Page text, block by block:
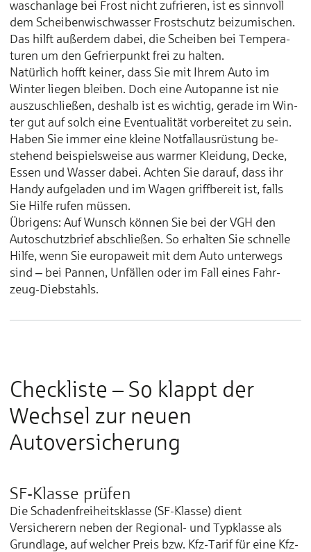
wasch­anlage bei Frost nicht zu­frieren, ist es sinn­voll
dem Scheiben­wisch­wasser Frost­schutz bei­zu­mischen.
Das hilft außer­dem dabei, die Schei­ben bei Tempera­
turen um den Ge­frier­punkt frei zu hal­ten.
Natür­lich hofft keiner, dass Sie mit Ihrem Auto im
Winter liegen bleiben. Doch eine Auto­panne ist nie
aus­zu­schließen, des­halb ist es wichtig, gerade im Win­
ter gut auf solch eine Eventu­alität vor­be­reitet zu sein.
Haben Sie im­mer eine kleine Not­fall­aus­rüstung be­
stehend bei­spiels­weise aus war­mer Klei­dung, Decke,
Es­sen und Was­ser dabei. Achten Sie darauf, dass ihr
Handy auf­ge­laden und im Wa­gen griff­bereit ist, falls
Sie Hilfe ru­fen müs­sen.
Übrigens: Auf Wunsch kön­nen Sie bei der VGH den
Auto­schutz­brief ab­schließen. So er­halten Sie schnelle
Hilfe, wenn Sie europa­weit mit dem Auto unter­wegs
sind ‒ bei Pan­nen, Un­fällen oder im Fall eines Fahr­
zeug-Dieb­stahls.
Checkliste – So klappt der
Wechsel zur neuen
Autoversicherung
SF-Klasse prüfen
Die Schadenfreiheitsklasse (SF-Klasse) dient
Versicherern neben der Regional- und Typklasse als
Grundlage, auf welcher Preis bzw. Kfz-Tarif für eine Kfz-